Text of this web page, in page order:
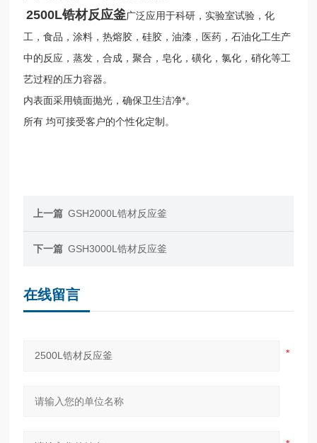
2500L锆材反应釜广泛应用于科研，实验室试验，化
工，食品，涂料，热熔胶，硅胶，油漆，医药，石油化工生产
中的反应，蒸发，合成，聚合，皂化，磺化，氯化，硝化等工
艺过程的压力容器。
内表面采用镜面抛光，确保卫生洁净*。
所有 均可接受客户的个性化定制。
上一篇 GSH2000L锆材反应釜
下一篇 GSH3000L锆材反应釜
在线留言